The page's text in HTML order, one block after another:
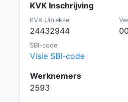
KVK Inschrijving
KVK Uitreksel
24432944
SBI-code
Visie SBI-code
Werknemers
2593